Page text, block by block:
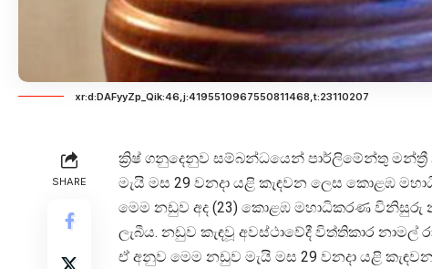
xr:d:DAFyyZp_Qik:46,j:4195510967550811468,t:23110207
SHARE
ක්‍රිෂ් ගනුදෙනුව සම්බන්ධයෙන් පාර්ලිමේන්තු
මැයි මස 29 වනදා යළි කැඳවන ලෙස කොළඹ
මෙම නඩුව අද (23) කොළඹ මහාධිකරණ විනිසුරු
ලැබීය. නඩුව කැඳවූ අවස්ථාවේදී විත්තිකාර
ඒ අනුව මෙම නඩුව මැයි මස 29 වනදා යළි